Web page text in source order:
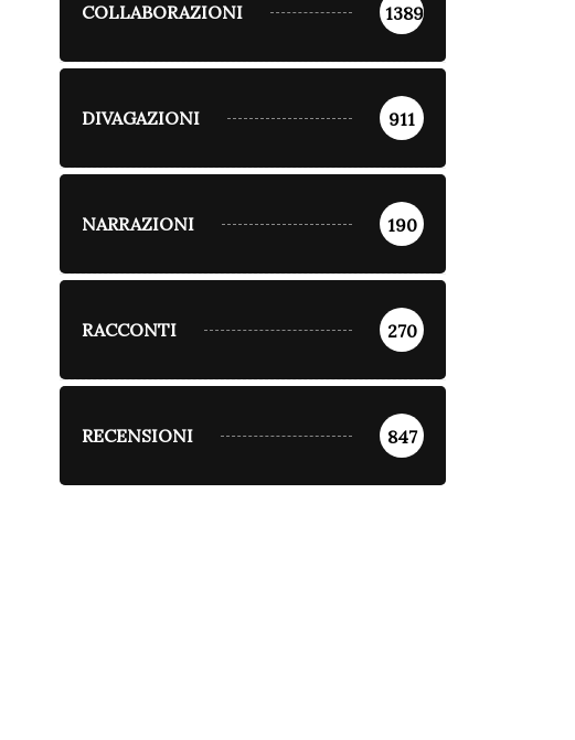
COLLABORAZIONI 1389
DIVAGAZIONI 911
NARRAZIONI 190
RACCONTI 270
RECENSIONI 847